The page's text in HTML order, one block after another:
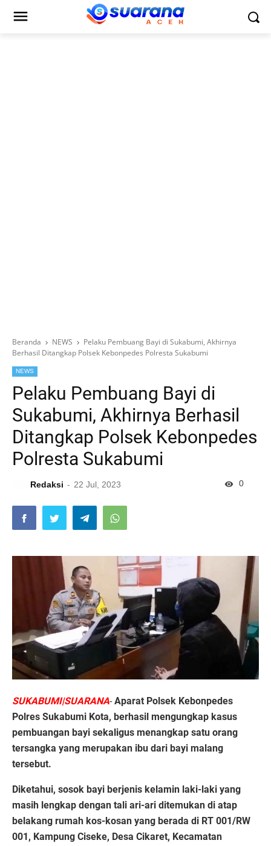
Beranda NEWS
Pelaku Pembuang Bayi di Sukabumi, Akhirnya
Berhasil Ditangkap Polsek Kebonpedes Polresta Sukabumi
NEWS
Pelaku Pembuang Bayi di
Sukabumi, Akhirnya Berhasil
Ditangkap Polsek Kebonpedes
Polresta Sukabumi
Redaksi 22 Jul, 2023 0
SUKABUMI|SUARANA- Aparat Polsek Kebonpedes
Polres Sukabumi Kota, berhasil mengungkap kasus
pembuangan bayi sekaligus menangkap satu orang
tersangka yang merupakan ibu dari bayi malang
tersebut.
Diketahui, sosok bayi berjenis kelamin laki-laki yang
masih lengkap dengan tali ari-ari ditemukan di atap
belakang rumah kos-kosan yang berada di RT 001/RW
001, Kampung Ciseke, Desa Cikaret, Kecamatan